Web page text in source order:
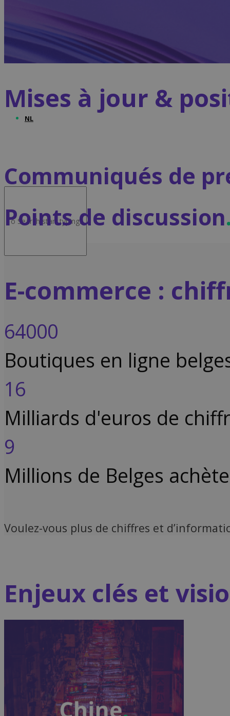
NL
Mises à jour &
Communiqués de
Points de discussion
E-commerce :
64000
Boutiques en ligne
16
Milliards d'euros de
9
Millions de Belges
Voulez-vous plus de chiffres et
Enjeux clés et